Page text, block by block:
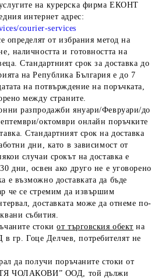
на курерска фирма ЕКОНТ
интернет адрес:
courier-services
определят от избрания метод на
наличността и готовността на
Стандартният срок за доставка до
на Република България е до 7
на потвърждение на поръчката,
между страните.
разпродажби януари/Февруари/до
октомври онлайн поръчките
Стандартният срок на доставка
дни, като в зависимост от
случаи срокът на доставка е
дни, освен ако друго не е уговорено
е възможно доставката да бъде
че се стремим да извършим
доставката може да отнеме по-
събития.
стокиот търговския обект на
Гоце Делчев, потребителят не
да получи поръчаните стоки от
ЧОЛАКОВИ” ООД, той дължи